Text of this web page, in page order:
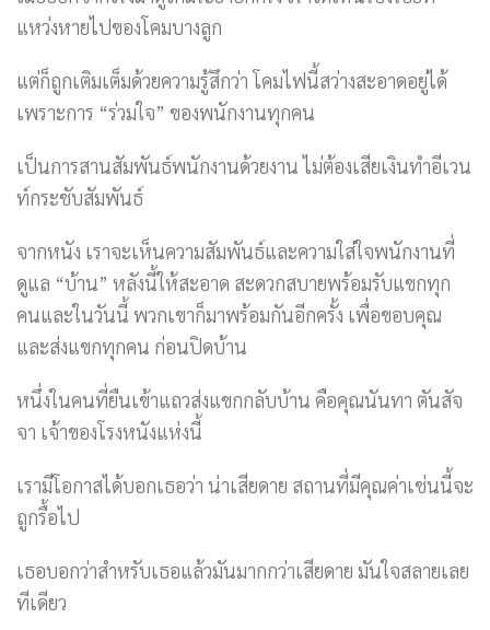
แหว่งหายไปของโคมบางลูก
แต่ก็ถูกเติมเต็มด้วยความรู้สึกว่า โคมไฟนี้สว่างสะอาดอยู่ได้
เพราะการ “ร่วมใจ” ของพนักงานทุกคน
เป็นการสานสัมพันธ์พนักงานด้วยงาน ไม่ต้องเสียเงินทำอีเวน
ท์กระชับสัมพันธ์
จากหนัง เราจะเห็นความสัมพันธ์และความใส่ใจพนักงานที่
ดูแล “บ้าน” หลังนี้ให้สะอาด สะดวกสบายพร้อมรับแขกทุก
คนและในวันนี้ พวกเขาก็มาพร้อมกันอีกครั้ง เพื่อขอบคุณ
และส่งแขกทุกคน ก่อนปิดบ้าน
หนึ่งในคนที่ยืนเข้าแถวส่งแขกกลับบ้าน คือคุณนันทา ตันสัจ
จา เจ้าของโรงหนังแห่งนี้
เรามีโอกาสได้บอกเธอว่า น่าเสียดาย สถานที่มีคุณค่าเช่นนี้จะ
ถูกรื้อไป
เธอบอกว่าสำหรับเธอแล้วมันมากกว่าเสียดาย มันใจสลายเลย
ทีเดียว